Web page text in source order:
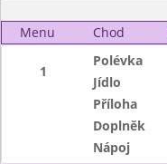
Menu Chod
1
Polévka
Jídlo
Příloha
Doplněk
Nápoj